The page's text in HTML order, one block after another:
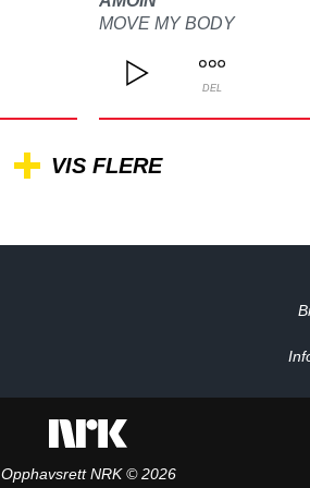
MOVE MY BODY
DEL
VIS FLERE
Opphavsrett NRK © 2026